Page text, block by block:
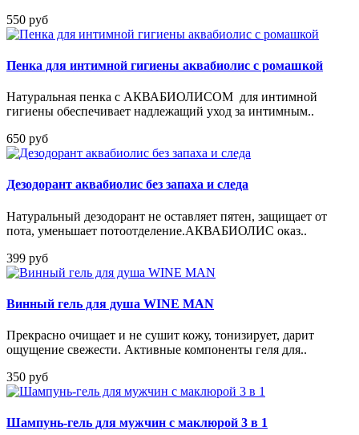
550 руб
Пенка для интимной гигиены аквабиолис с ромашкой
Натуральная пенка с АКВАБИОЛИСОМ для интимной
гигиены обеспечивает надлежащий уход за интимным..
650 руб
Дезодорант аквабиолис без запаха и следа
Натуральный дезодорант не оставляет пятен, защищает от
пота, уменьшает потоотделение.АКВАБИОЛИС оказ..
399 руб
Винный гель для душа WINE MAN
Прекрасно очищает и не сушит кожу, тонизирует, дарит
ощущение свежести. Активные компоненты геля для..
350 руб
Шампунь-гель для мужчин с маклюрой 3 в 1